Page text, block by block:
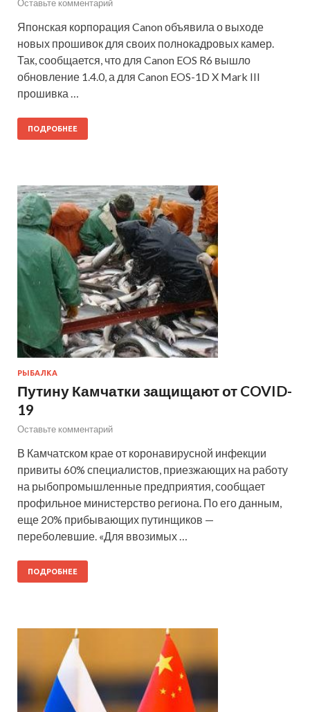
Оставьте комментарий
Японская корпорация Canon объявила о выходе
новых прошивок для своих полнокадровых камер.
Так, сообщается, что для Canon EOS R6 вышло
обновление 1.4.0, а для Canon EOS-1D X Mark III
прошивка …
ПОДРОБНЕЕ
РЫБАЛКА
Путину Камчатки защищают от COVID-
19
Оставьте комментарий
В Камчатском крае от коронавирусной инфекции
привиты 60% специалистов, приезжающих на работу
на рыбопромышленные предприятия, сообщает
профильное министерство региона. По его данным,
еще 20% прибывающих путинщиков —
переболевшие. «Для ввозимых …
ПОДРОБНЕЕ